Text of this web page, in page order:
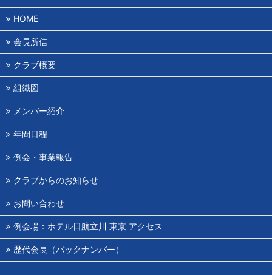
HOME
会長所信
クラブ概要
組織図
メンバー紹介
年間日程
例会・事業報告
クラブからのお知らせ
お問い合わせ
例会場：ホテル日航立川 東京 アクセス
歴代会長（バックナンバー）